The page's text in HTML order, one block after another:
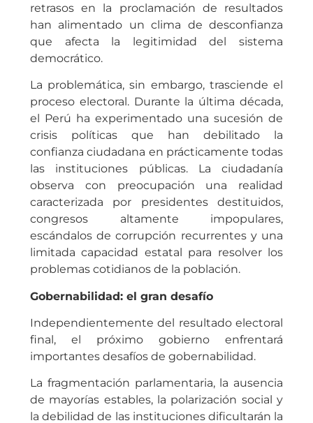
retrasos en la proclamación de resultados
han alimentado un clima de desconfianza
que afecta la legitimidad del sistema
democrático.
La problemática, sin embargo, trasciende el
proceso electoral. Durante la última década,
el Perú ha experimentado una sucesión de
crisis políticas que han debilitado la
confianza ciudadana en prácticamente todas
las instituciones públicas. La ciudadanía
observa con preocupación una realidad
caracterizada por presidentes destituidos,
congresos altamente impopulares,
escándalos de corrupción recurrentes y una
limitada capacidad estatal para resolver los
problemas cotidianos de la población.
Gobernabilidad: el gran desafío
Independientemente del resultado electoral
final, el próximo gobierno enfrentará
importantes desafíos de gobernabilidad.
La fragmentación parlamentaria, la ausencia
de mayorías estables, la polarización social y
la debilidad de las instituciones dificultarán la